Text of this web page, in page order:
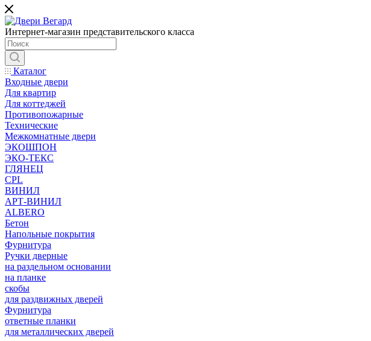
Интернет-магазин представительского класса
Каталог
Входные двери
Для квартир
Для коттеджей
Противопожарные
Технические
Межкомнатные двери
ЭКОШПОН
ЭКО-ТЕКС
ГЛЯНЕЦ
CPL
ВИНИЛ
АРТ-ВИНИЛ
ALBERO
Бетон
Напольные покрытия
Фурнитура
Ручки дверные
на раздельном основании
на планке
скобы
для раздвижных дверей
Фурнитура
ответные планки
для металлических дверей